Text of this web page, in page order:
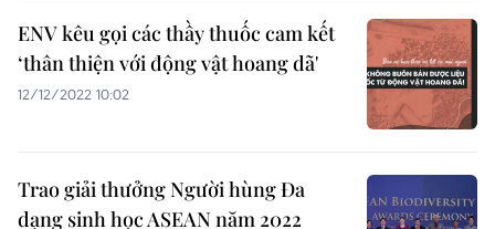
ENV kêu gọi các thầy thuốc cam kết
‘thân thiện với động vật hoang dã'
12/12/2022 10:02
Trao giải thưởng Người hùng Đa
dạng sinh học ASEAN năm 2022